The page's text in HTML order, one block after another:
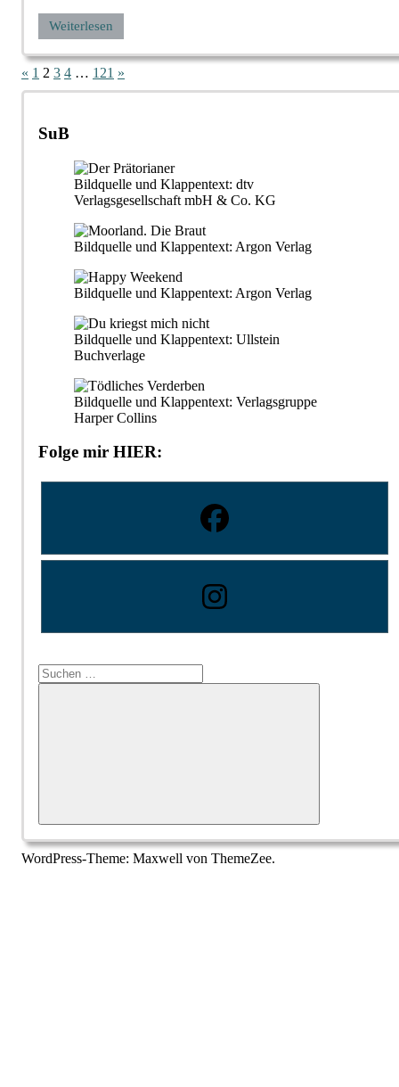
Weiterlesen
Seitennummerierung
der
Beiträge
« Vorherige
Beiträge
1 2 3 4 … 121 Nächste
Beiträge
»
SuB
Bildquelle und Klappentext: dtv
Verlagsgesellschaft mbH & Co. KG
Bildquelle und Klappentext: Argon Verlag
Bildquelle und Klappentext: Argon Verlag
Bildquelle und Klappentext: Ullstein
Buchverlage
Bildquelle und Klappentext: Verlagsgruppe
Harper Collins
Folge mir HIER:
Suchen
nach:
Suchen
WordPress-Theme: Maxwell von ThemeZee.